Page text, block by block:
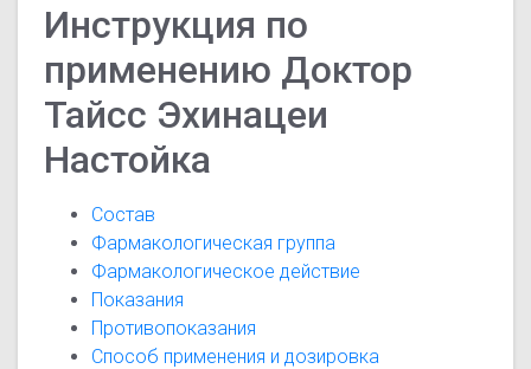
Инструкция по
применению Доктор
Тайсс Эхинацеи
Настойка
Состав
Фармакологическая группа
Фармакологическое действие
Показания
Противопоказания
Способ применения и дозировка